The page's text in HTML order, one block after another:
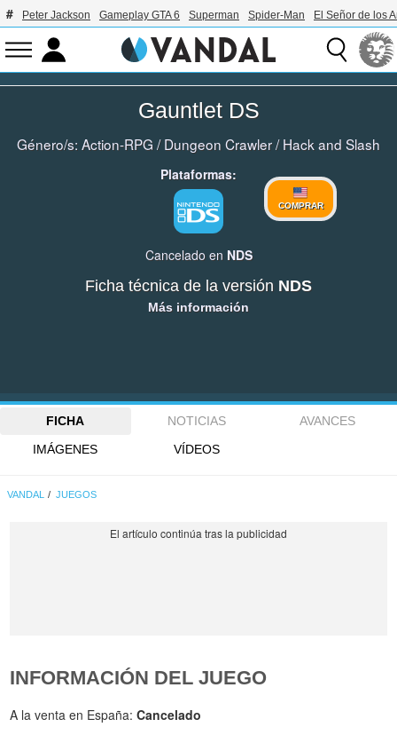
Peter Jackson Gameplay GTA 6 Superman Spider-Man El Señor de los
Gauntlet DS
Género/s: Action-RPG /Dungeon Crawler/Hack and Slash
Plataformas:
COMPRAR
Cancelado en NDS
Ficha técnica de la versión NDS
Más información
FICHA NOTICIAS
AVANCES
IMÁGENES
VÍDEOS
VANDAL JUEGOS
INFORMACIÓN DEL JUEGO
A la venta en España:Cancelado